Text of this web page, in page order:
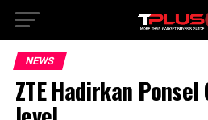
NEWS
ZTE Hadirkan